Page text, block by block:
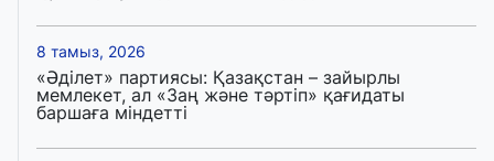
8 тамыз, 2026
«Әділет» партиясы: Қазақстан – зайырлы
мемлекет, ал «Заң және тәртіп» қағидаты
баршаға міндетті